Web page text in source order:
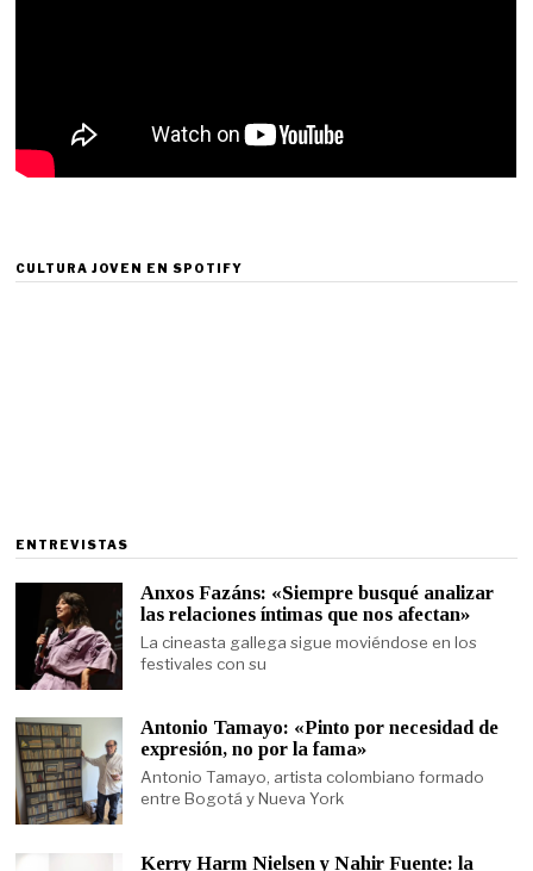
CULTURA JOVEN EN SPOTIFY
ENTREVISTAS
Anxos Fazáns: «Siempre busqué analizar
las relaciones íntimas que nos afectan»
La cineasta gallega sigue moviéndose en los
festivales con su
Antonio Tamayo: «Pinto por necesidad de
expresión, no por la fama»
Antonio Tamayo, artista colombiano formado
entre Bogotá y Nueva York
Kerry Harm Nielsen y Nahir Fuente: la